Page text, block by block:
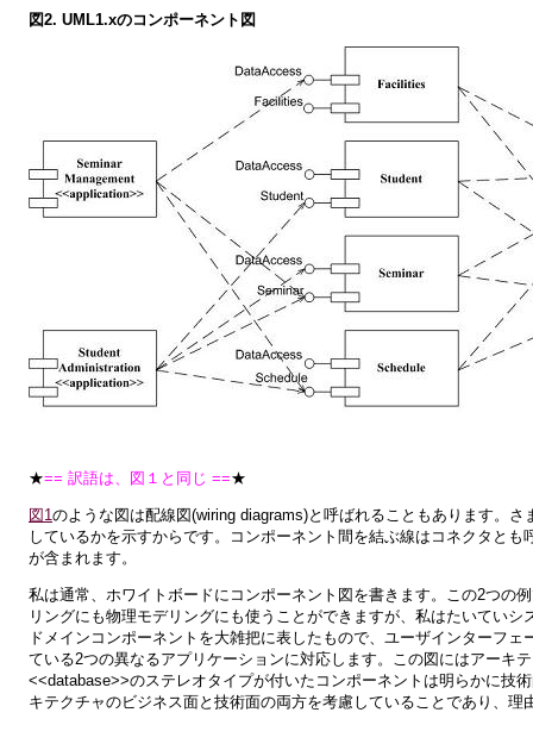
図2. UML1.xのコンポーネント図
★== 訳語は、図１と同じ ==★
図1のような図は配線図(wiring diagrams)と呼ばれることもあります。
しているかを示すからです。コンポーネント間を結ぶ線はコネクタと
が含まれます。
私は通常、ホワイトボードにコンポーネント図を書きます。この2つの
リングにも物理モデリングにも使うことができますが、私はたいてい
ドメインコンポーネントを大雑把に表したもので、ユーザインターフ
ている2つの異なるアプリケーションに対応します。この図にはアーキ
<<database>>のステレオタイプが付いたコンポーネントは明らかに技
キテクチャのビジネス面と技術面の両方を考慮していることであり、